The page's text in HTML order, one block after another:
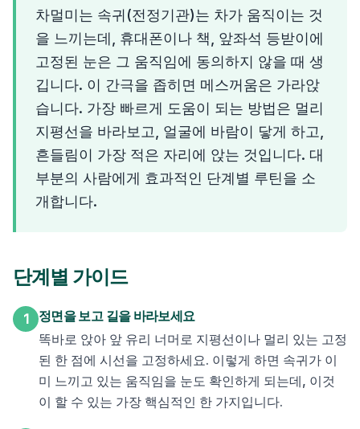
차멀미는 속귀(전정기관)는 차가 움직이는 것
을 느끼는데, 휴대폰이나 책, 앞좌석 등받이에
고정된 눈은 그 움직임에 동의하지 않을 때 생
깁니다. 이 간극을 좁히면 메스꺼움은 가라앉
습니다. 가장 빠르게 도움이 되는 방법은 멀리
지평선을 바라보고, 얼굴에 바람이 닿게 하고,
흔들림이 가장 적은 자리에 앉는 것입니다. 대
부분의 사람에게 효과적인 단계별 루틴을 소
개합니다.
단계별 가이드
1
정면을 보고 길을 바라보세요
똑바로 앉아 앞 유리 너머로 지평선이나 멀리 있는 고정
된 한 점에 시선을 고정하세요. 이렇게 하면 속귀가 이
미 느끼고 있는 움직임을 눈도 확인하게 되는데, 이것
이 할 수 있는 가장 핵심적인 한 가지입니다.